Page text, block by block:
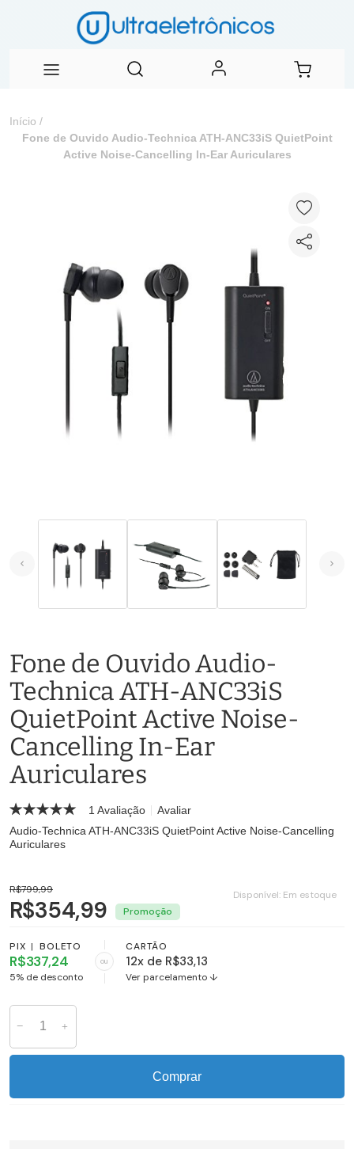
Início /
Fone de Ouvido Audio-Technica ATH-ANC33iS QuietPoint
Active Noise-Cancelling In-Ear Auriculares
Fone de Ouvido Audio-
Technica ATH-ANC33iS
QuietPoint Active Noise-
Cancelling In-Ear
Auriculares
1 Avaliação
Avaliar
Audio-Technica ATH-ANC33iS QuietPoint Active Noise-Cancelling
Auriculares
Disponível: Em estoque
R$799,99
R$354,99
PIX | BOLETO
R$337,24
5% de desconto
ou
CARTÃO
12x de R$33,13
Ver parcelamento ↓
Comprar